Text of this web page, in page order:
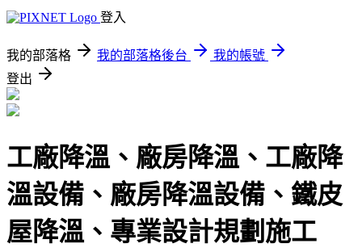
登入
我的部落格 我的部落格後台
我的帳號
登出
工廠降溫、廠房降溫、工廠降
溫設備、廠房降溫設備、鐵皮
屋降溫、專業設計規劃施工